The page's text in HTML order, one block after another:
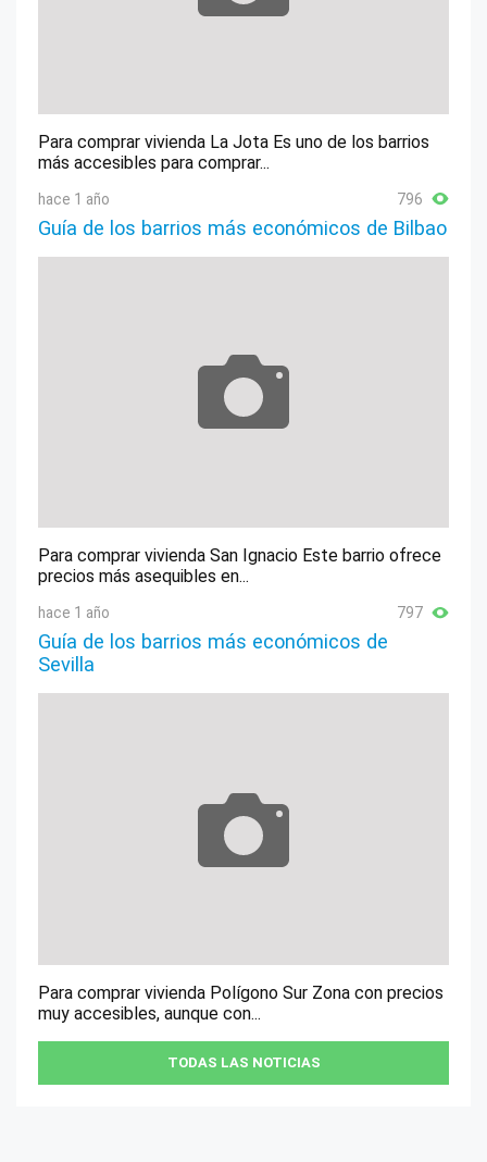
Para comprar vivienda La Jota Es uno de los barrios
más accesibles para comprar...
hace 1 año 796
Guía de los barrios más económicos de Bilbao
Para comprar vivienda San Ignacio Este barrio ofrece
precios más asequibles en...
hace 1 año 797
Guía de los barrios más económicos de
Sevilla
Para comprar vivienda Polígono Sur Zona con precios
muy accesibles, aunque con...
TODAS LAS NOTICIAS